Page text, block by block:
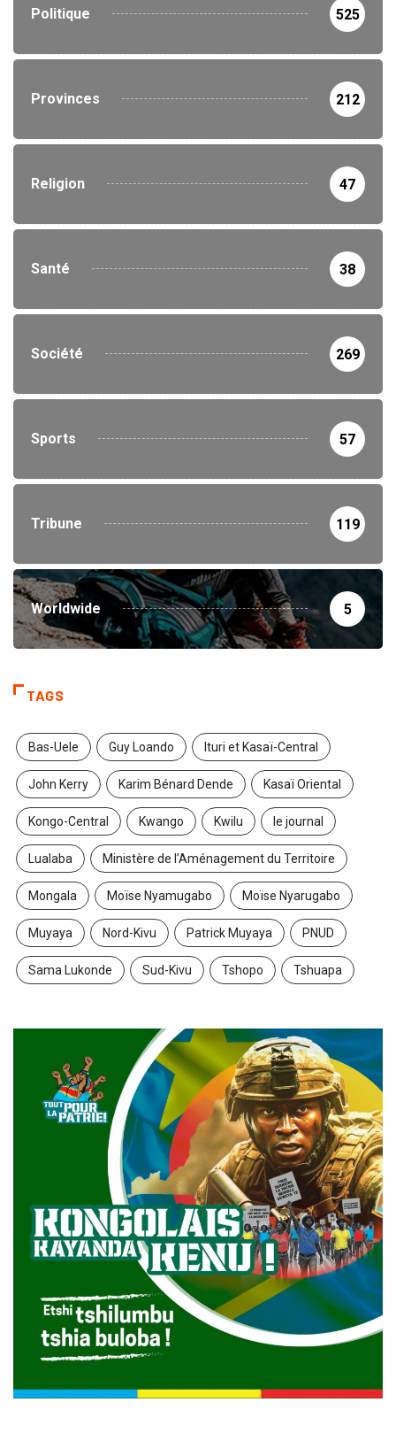
Politique 525
Provinces 212
Religion 47
Santé 38
Société 269
Sports 57
Tribune 119
Worldwide 5
TAGS
Bas-Uele Guy Loando Ituri et Kasaï-Central
John Kerry Karim Bénard Dende Kasaï Oriental
Kongo-Central Kwango Kwilu le journal
Lualaba Ministère de l’Aménagement du Territoire
Mongala Moïse Nyamugabo Moïse Nyarugabo
Muyaya Nord-Kivu Patrick Muyaya PNUD
Sama Lukonde Sud-Kivu Tshopo Tshuapa